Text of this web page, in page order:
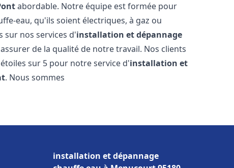
abordable. Notre équipe est formée pour
eau, qu'ils soient électriques, à gaz ou
sur nos services d'installation et dépannage
de la qualité de notre travail. Nos clients
sur 5 pour notre service d'installation et
. Nous sommes
installation et dépannage